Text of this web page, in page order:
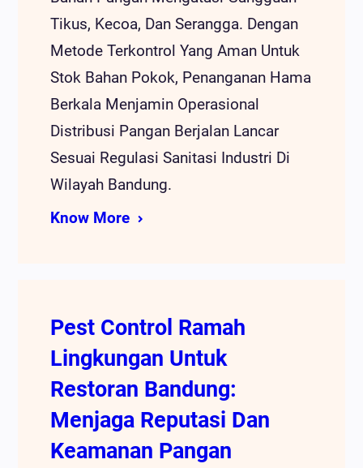
Tikus, Kecoa, Dan Serangga. Dengan
Metode Terkontrol Yang Aman Untuk
Stok Bahan Pokok, Penanganan Hama
Berkala Menjamin Operasional
Distribusi Pangan Berjalan Lancar
Sesuai Regulasi Sanitasi Industri Di
Wilayah Bandung.
Know More
Pest Control Ramah
Lingkungan Untuk
Restoran Bandung:
Menjaga Reputasi Dan
Keamanan Pangan